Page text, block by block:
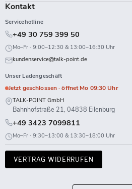
Kontakt
Servicehotline
+49 30 759 399 50
Mo–Fr · 9:00–12:30 & 13:00–16:30 Uhr
kundenservice@talk-point.de
Unser Ladengeschäft
Jetzt geschlossen · öffnet Mo 09:30 Uhr
TALK-POINT GmbH
Bahnhofstraße 21, 04838 Eilenburg
+49 3423 7099811
Mo–Fr · 9:30–13:00 & 13:30–18:00 Uhr
VERTRAG WIDERRUFEN